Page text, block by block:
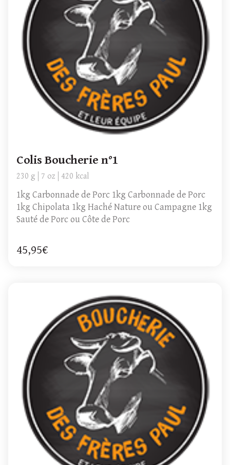
Colis Boucherie n°1
230 g 7 oz 420 kcal
1kg Carbonnade de Porc 1kg Carbonnade de Porc
1kg Chipolata 1kg Haché Nature ou Campagne 1kg
Sauté de Porc ou Côte de Porc
45,95€